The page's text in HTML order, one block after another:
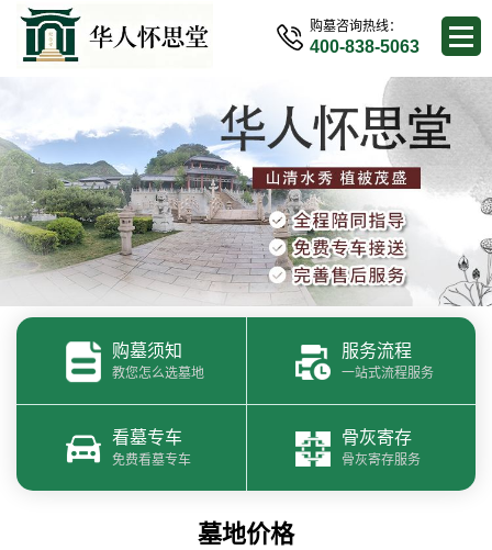
购墓咨询热线：
400-838-5063
购墓须知
教您怎么选墓地
服务流程
一站式流程服务
看墓专车
免费看墓专车
骨灰寄存
骨灰寄存服务
墓地价格